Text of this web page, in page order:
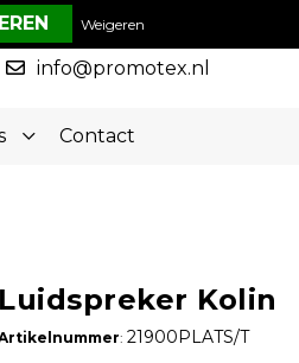
050-5773636
info@promotex.nl
Contact
Luidspreker Kolin
: 21900PLATS/T
Weigeren